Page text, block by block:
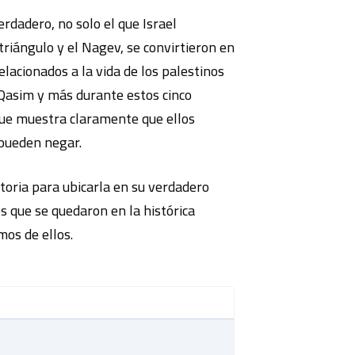
no solo el que Israel
y el Nagev, se convirtieron en
a la vida de los palestinos
y más durante estos cinco
muestra claramente que ellos
negar.
para ubicarla en su verdadero
se quedaron en la histórica
de ellos.